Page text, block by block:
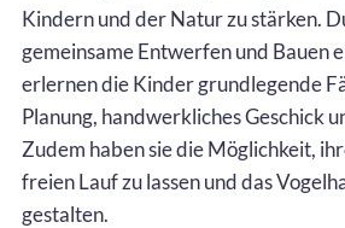
Kindern und der Natur zu stärken.
gemeinsame Entwerfen und Bauen
erlernen die Kinder grundlegende
Planung, handwerkliches Geschick
Zudem haben sie die Möglichkeit,
freien Lauf zu lassen und das
gestalten.